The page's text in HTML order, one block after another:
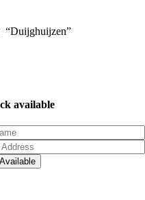
“Duijghuijzen”
available